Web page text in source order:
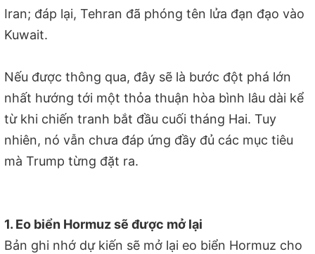
Iran; đáp lại, Tehran đã phóng tên lửa đạn đạo vào
Kuwait.
Nếu được thông qua, đây sẽ là bước đột phá lớn
nhất hướng tới một thỏa thuận hòa bình lâu dài kể
từ khi chiến tranh bắt đầu cuối tháng Hai. Tuy
nhiên, nó vẫn chưa đáp ứng đầy đủ các mục tiêu
mà Trump từng đặt ra.
1. Eo biển Hormuz sẽ được mở lại
Bản ghi nhớ dự kiến sẽ mở lại eo biển Hormuz cho